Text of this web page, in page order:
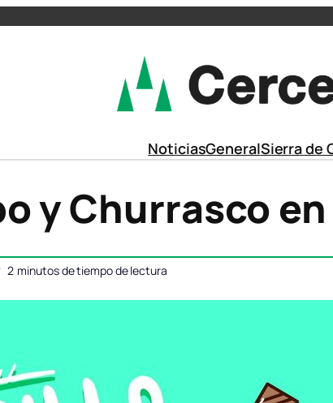
NoticiasGeneralSierra de
y Churrasco
2 minutos de tiempo de lectura